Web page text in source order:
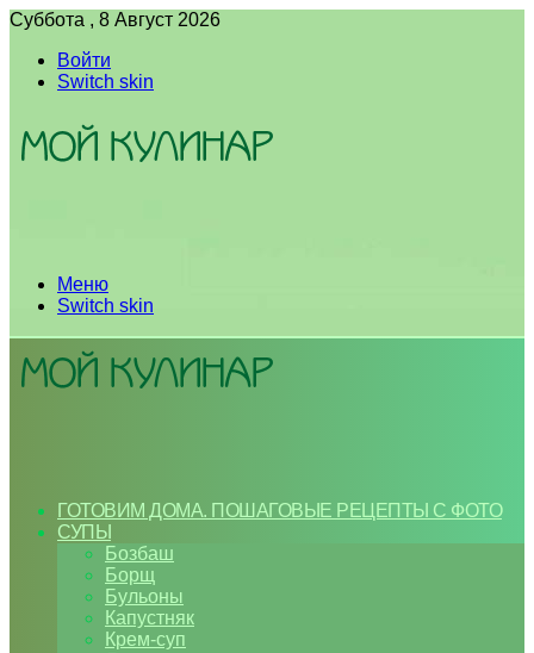
Суббота , 8 Август 2026
Войти
Switch skin
Меню
Switch skin
ГОТОВИМ ДОМА. ПОШАГОВЫЕ РЕЦЕПТЫ С ФОТО
СУПЫ
Бозбаш
Борщ
Бульоны
Капустняк
Крем-суп